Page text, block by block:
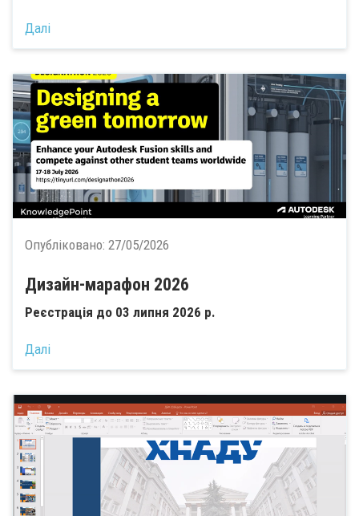
Далі
Опубліковано: 27/05/2026
Дизайн-марафон 2026
Реєстрація до 03 липня 2026 р.
Далі